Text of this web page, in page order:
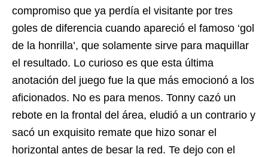
compromiso que ya perdía el visitante por tres
goles de diferencia cuando apareció el famoso ‘gol
de la honrilla’, que solamente sirve para maquillar
el resultado. Lo curioso es que esta última
anotación del juego fue la que más emocionó a los
aficionados. No es para menos. Tonny cazó un
rebote en la frontal del área, eludió a un contrario y
sacó un exquisito remate que hizo sonar el
horizontal antes de besar la red. Te dejo con el